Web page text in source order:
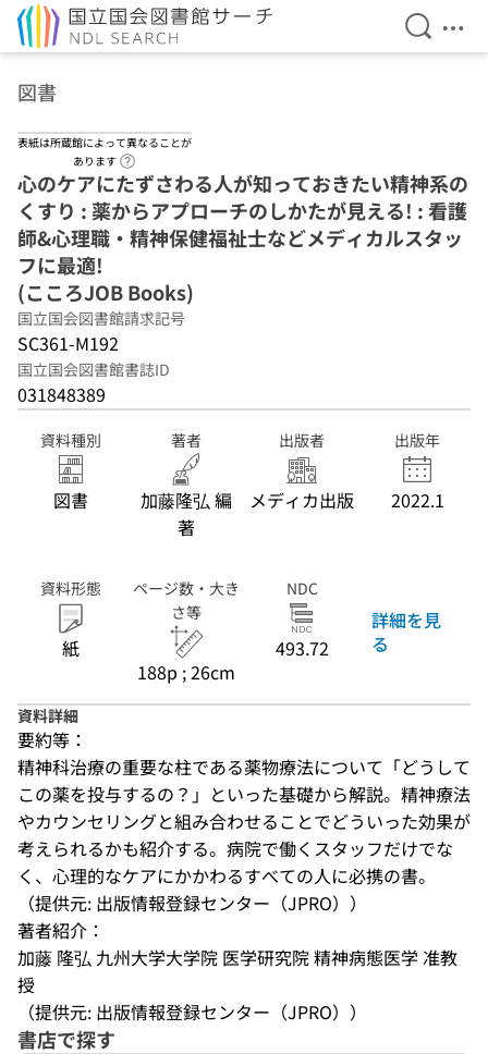
検索を
メ
図書
表紙は所蔵館によって異なることが
あります
心のケアにたずさわる人が知っておきたい精神系の
くすり : 薬からアプローチのしかたが見える! : 看護
師&心理職・精神保健福祉士などメディカルスタッ
フに最適!
(こころJOB Books)
国立国会図書館請求記号
SC361-M192
国立国会図書館書誌ID
031848389
資料種別
図書
著者
加藤隆弘 編
著
出版者
メディカ出版
出版年
2022.1
資料形態
紙
ページ数・大き
さ等
188p ; 26cm
NDC
493.72
詳細を見
る
資料詳細
要約等：
精神科治療の重要な柱である薬物療法について「どうして
この薬を投与するの？」といった基礎から解説。精神療法
やカウンセリングと組み合わせることでどういった効果が
考えられるかも紹介する。病院で働くスタッフだけでな
く、心理的なケアにかかわるすべての人に必携の書。
（提供元: 出版情報登録センター（JPRO））
著者紹介：
加藤 隆弘 九州大学大学院 医学研究院 精神病態医学 准教
授
（提供元: 出版情報登録センター（JPRO））
書店で探す